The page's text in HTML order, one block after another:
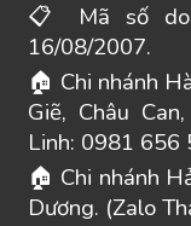
📋
Mã số
16/08/2007.
🏠 Chi nhánh
Giẽ, Châu
Linh: 0981 656
🏠 Chi nhánh
Dương. (Zalo